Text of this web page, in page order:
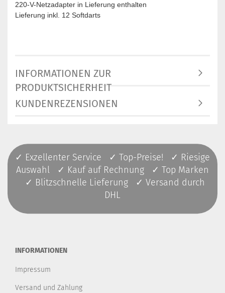
220-V-Netzadapter in Lieferung enthalten
Lieferung inkl. 12 Softdarts
INFORMATIONEN ZUR
PRODUKTSICHERHEIT
KUNDENREZENSIONEN
✓ Exzellenter Service ✓ Top-Preise! ✓ Riesige
Auswahl ✓ Kauf auf Rechnung ✓ Top Marken
✓ Blitzschnelle Lieferung ✓ Versand durch
DHL
INFORMATIONEN
Impressum
Versand und Zahlung